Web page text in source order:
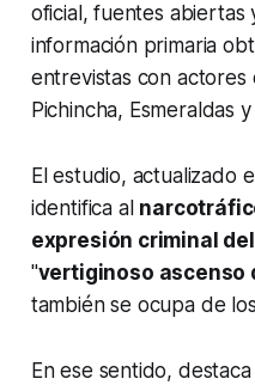
oficial, fuentes abiertas
información primaria
entrevistas con actores
Pichincha, Esmeraldas
El estudio, actualizado
identifica al
expresión criminal
"vertiginoso ascenso
también se ocupa de
En ese sentido,